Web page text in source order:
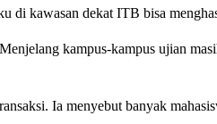
di kawasan dekat ITB bisa
kampus-kampus ujian
Ia menyebut banyak